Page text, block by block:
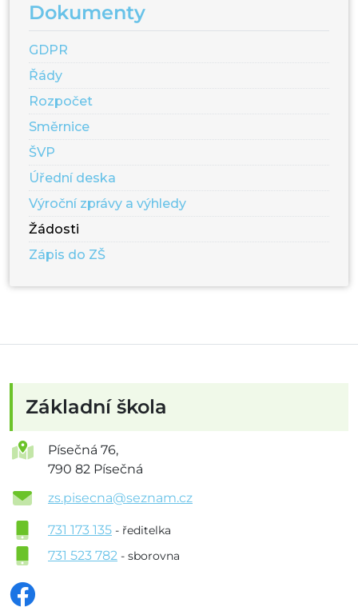
Dokumenty
GDPR
Řády
Rozpočet
Směrnice
ŠVP
Úřední deska
Výroční zprávy a výhledy
Žádosti
Zápis do ZŠ
Základní škola
Písečná 76,
790 82 Písečná
zs.pisecna@seznam.cz
731 173 135 - ředitelka
731 523 782 - sborovna